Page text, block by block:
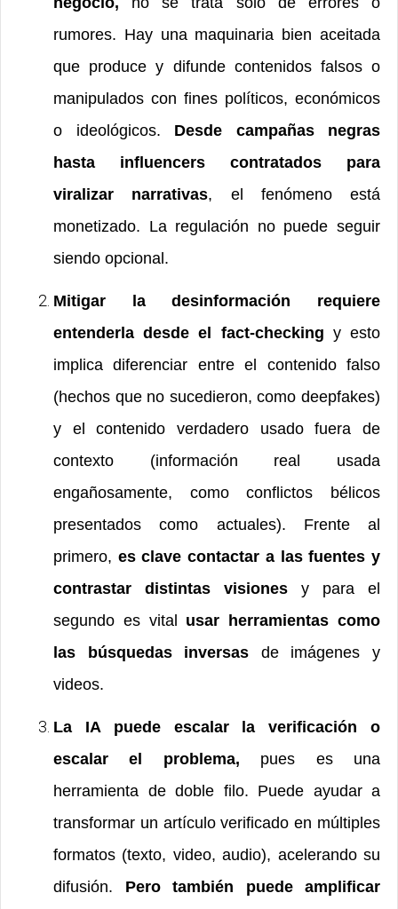
rumores. Hay una maquinaria bien aceitada
que produce y difunde contenidos falsos o
manipulados con fines políticos, económicos
o ideológicos. Desde campañas negras
hasta influencers contratados para
viralizar narrativas, el fenómeno está
monetizado. La regulación no puede seguir
siendo opcional.
Mitigar la desinformación requiere
entenderla desde el fact-checking y esto
implica diferenciar entre el contenido falso
(hechos que no sucedieron, como deepfakes)
y el contenido verdadero usado fuera de
contexto (información real usada
engañosamente, como conflictos bélicos
presentados como actuales). Frente al
primero, es clave contactar a las fuentes y
contrastar distintas visiones y para el
segundo es vital usar herramientas como
las búsquedas inversas de imágenes y
videos.
La IA puede escalar la verificación o
escalar el problema, pues es una
herramienta de doble filo. Puede ayudar a
transformar un artículo verificado en múltiples
formatos (texto, video, audio), acelerando su
difusión. Pero también puede amplificar